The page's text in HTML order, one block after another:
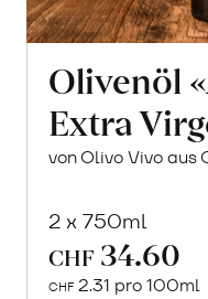
Olivenöl
Extra
von Olivo Vivo aus
2 x 750ml
CHF 34.60
CHF 2.31 pro 100ml